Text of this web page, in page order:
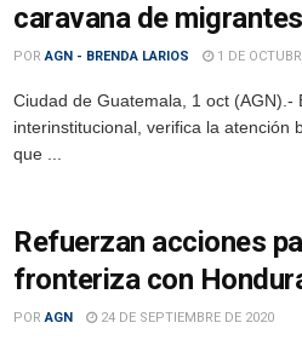
caravana de migrantes
POR AGN - BRENDA LARIOS 1 DE
Ciudad de Guatemala, 1 oct
interinstitucional, verifica la atención
que ...
Refuerzan acciones
fronteriza con
POR AGN 24 DE SEPTIEMBRE DE 2020